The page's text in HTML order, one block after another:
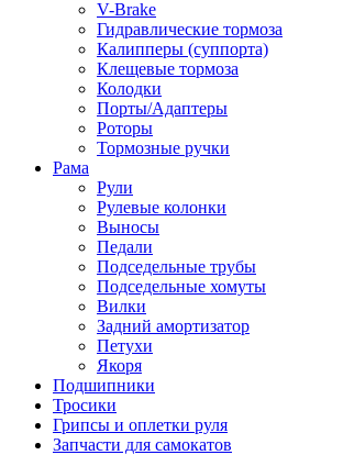
V-Brake
Гидравлические тормоза
Калипперы (суппорта)
Клещевые тормоза
Колодки
Порты/Адаптеры
Роторы
Тормозные ручки
Рама
Рули
Рулевые колонки
Выносы
Педали
Подседельные трубы
Подседельные хомуты
Вилки
Задний амортизатор
Петухи
Якоря
Подшипники
Тросики
Грипсы и оплетки руля
Запчасти для самокатов